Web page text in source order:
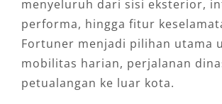
menyeluruh dari sisi eksterior,
performa, hingga fitur
Fortuner menjadi pilihan utama
mobilitas harian, perjalanan
petualangan ke luar kota.